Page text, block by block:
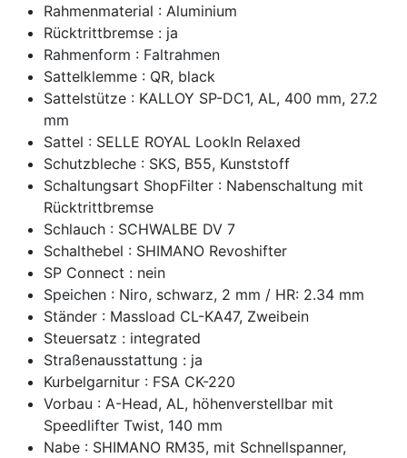
Rahmenmaterial : Aluminium
Rücktrittbremse : ja
Rahmenform : Faltrahmen
Sattelklemme : QR, black
Sattelstütze : KALLOY SP-DC1, AL, 400 mm, 27.2
mm
Sattel : SELLE ROYAL LookIn Relaxed
Schutzbleche : SKS, B55, Kunststoff
Schaltungsart ShopFilter : Nabenschaltung mit
Rücktrittbremse
Schlauch : SCHWALBE DV 7
Schalthebel : SHIMANO Revoshifter
SP Connect : nein
Speichen : Niro, schwarz, 2 mm / HR: 2.34 mm
Ständer : Massload CL-KA47, Zweibein
Steuersatz : integrated
Straßenausstattung : ja
Kurbelgarnitur : FSA CK-220
Vorbau : A-Head, AL, höhenverstellbar mit
Speedlifter Twist, 140 mm
Nabe : SHIMANO RM35, mit Schnellspanner,